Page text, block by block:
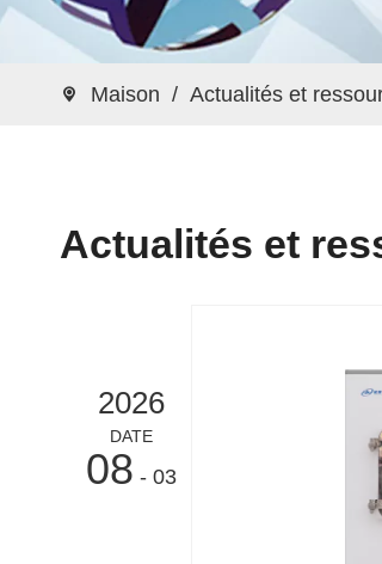
Maison / Actualités et
Actualités et
2026
DATE
08 - 03